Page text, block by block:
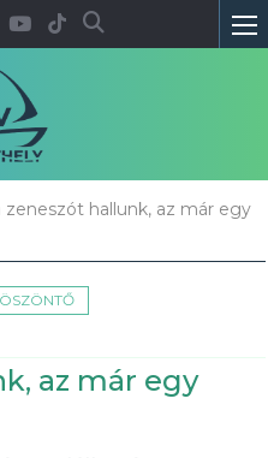
zeneszót hallunk, az már egy
az már egy